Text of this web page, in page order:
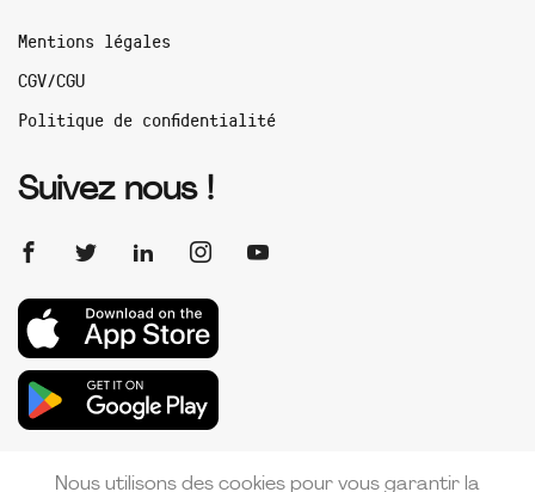
Mentions légales
CGV/CGU
Politique de confidentialité
Suivez nous !
Nous utilisons des cookies pour vous garantir la